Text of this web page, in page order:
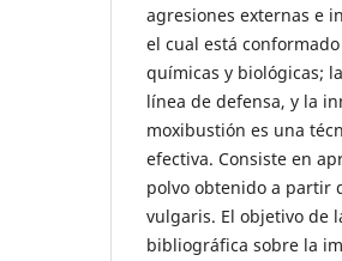
agresiones externas e
el cual está
químicas y biológicas;
línea de defensa, y la
moxibustión es una
efectiva. Consiste en
polvo obtenido a partir
vulgaris. El objetivo de
bibliográfica sobre la